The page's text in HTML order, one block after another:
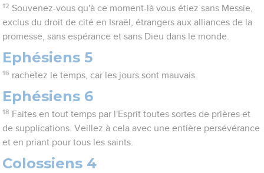
12 Souvenez-vous qu'à ce moment-là vous étiez sans Messie,
exclus du droit de cité en Israël, étrangers aux alliances de la
promesse, sans espérance et sans Dieu dans le monde.
Ephésiens 5
16 rachetez le temps, car les jours sont mauvais.
Ephésiens 6
18 Faites en tout temps par l'Esprit toutes sortes de prières et
de supplications. Veillez à cela avec une entière persévérance
et en priant pour tous les saints.
Colossiens 4